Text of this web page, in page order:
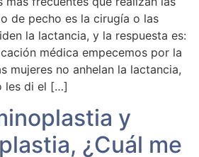
de pecho es la cirugía o las
la lactancia, y la respuesta es:
médica empecemos por la
mujeres no anhelan la lactancia,
les di el […]
y
¿Cuál me